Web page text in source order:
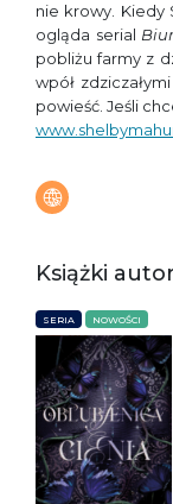
nie krowy. Kiedy
ogląda serial
pobliżu farmy z
wpół
powieść. Jeśli
Książki
SERIA NOWOŚCI